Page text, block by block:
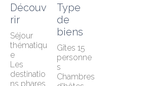
Découv
rir
Séjour
thématiqu
e
Les
destinatio
ns phares
Type
de
biens
Gîtes 15
personne
s
Chambres